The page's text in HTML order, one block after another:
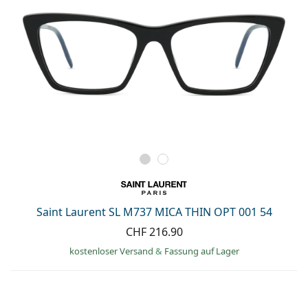
Saint Laurent SL M737 MICA THIN OPT 001 54
CHF 216.90
kostenloser Versand & Fassung auf Lager